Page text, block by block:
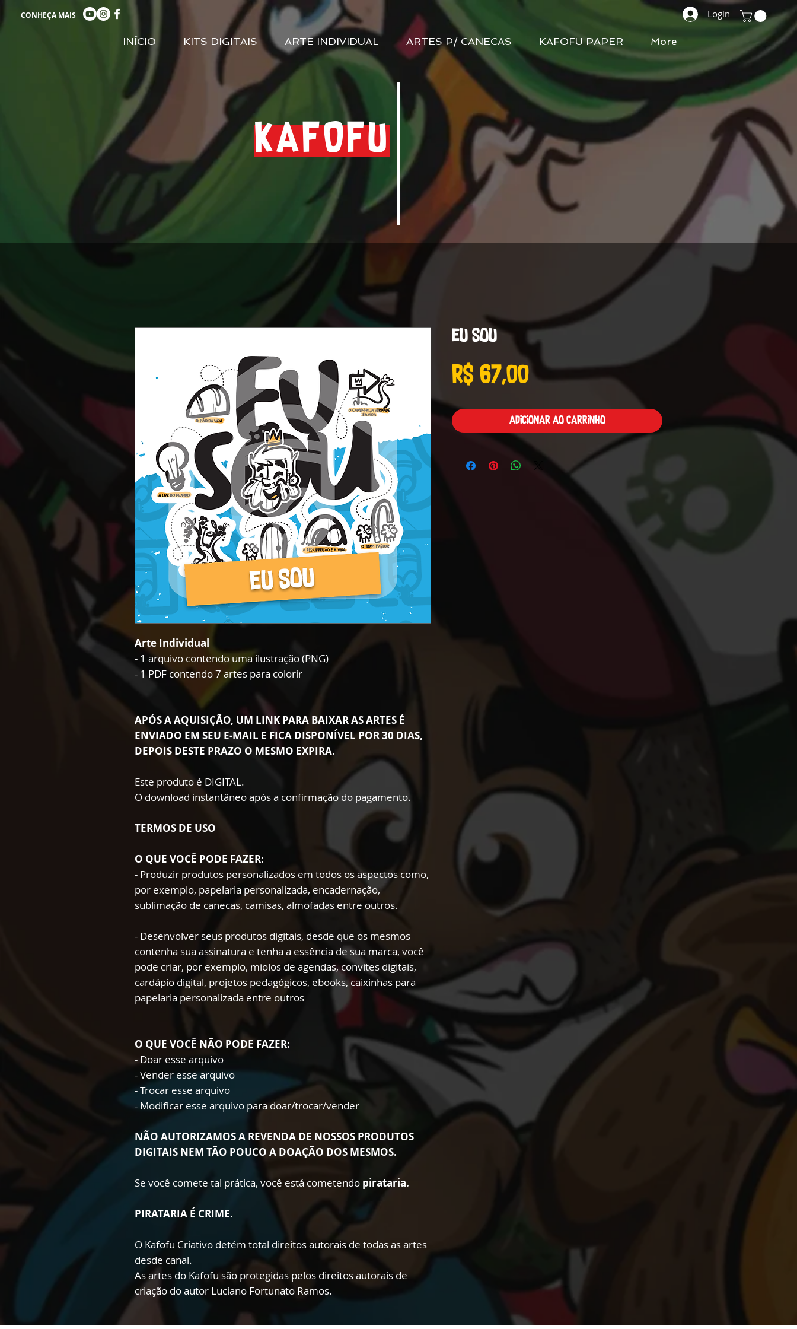
CONHEÇA MAIS Login
INÍCIO KITS DIGITAIS ARTE INDIVIDUAL ARTES P/ CANECAS KAFOFU PAPER More
KAFOFU
Arte Individual
- 1 arquivo contendo uma ilustração (PNG)
- 1 PDF contendo 7 artes para colorir
APÓS A AQUISIÇÃO, UM LINK PARA BAIXAR AS ARTES É
ENVIADO EM SEU E-MAIL E FICA DISPONÍVEL POR 30 DIAS,
DEPOIS DESTE PRAZO O MESMO EXPIRA.
Este produto é DIGITAL.
O download instantâneo após a confirmação do pagamento.
TERMOS DE USO
O QUE VOCÊ PODE FAZER:
- Produzir produtos personalizados em todos os aspectos como,
por exemplo, papelaria personalizada, encadernação,
sublimação de canecas, camisas, almofadas entre outros.
- Desenvolver seus produtos digitais, desde que os mesmos
contenha sua assinatura e tenha a essência de sua marca, você
pode criar, por exemplo, miolos de agendas, convites digitais,
cardápio digital, projetos pedagógicos, ebooks, caixinhas para
papelaria personalizada entre outros
O QUE VOCÊ NÃO PODE FAZER:
- Doar esse arquivo
- Vender esse arquivo
- Trocar esse arquivo
- Modificar esse arquivo para doar/trocar/vender
NÃO AUTORIZAMOS A REVENDA DE NOSSOS PRODUTOS
DIGITAIS NEM TÃO POUCO A DOAÇÃO DOS MESMOS.
Se você comete tal prática, você está cometendo pirataria.
PIRATARIA É CRIME.
O Kafofu Criativo detém total direitos autorais de todas as artes
desde canal.
As artes do Kafofu são protegidas pelos direitos autorais de
criação do autor Luciano Fortunato Ramos.
Eu Sou
R$ 67,00Preço
Adicionar ao carrinho